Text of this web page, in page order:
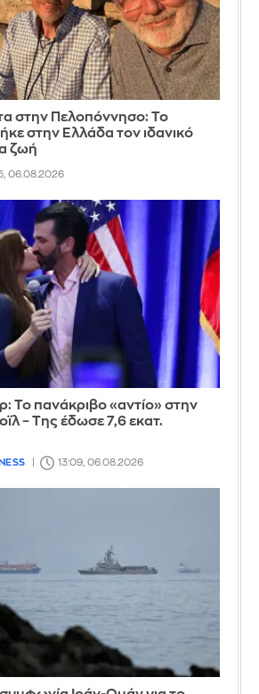
στην Πελοπόννησο: Το
στην Ελλάδα τον ιδανικό
ζωή
06.08.2026
Το πανάκριβο «αντίο» στην
– Της έδωσε 7,6 εκατ.
13:09, 06.08.2026